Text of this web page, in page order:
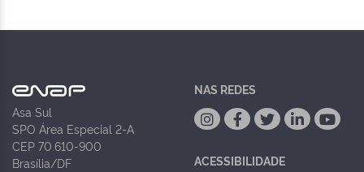
Asa Sul
SPO Área Especial 2-A
CEP 70.610-900
Brasília/DF
NAS REDES
ACESSIBILIDADE